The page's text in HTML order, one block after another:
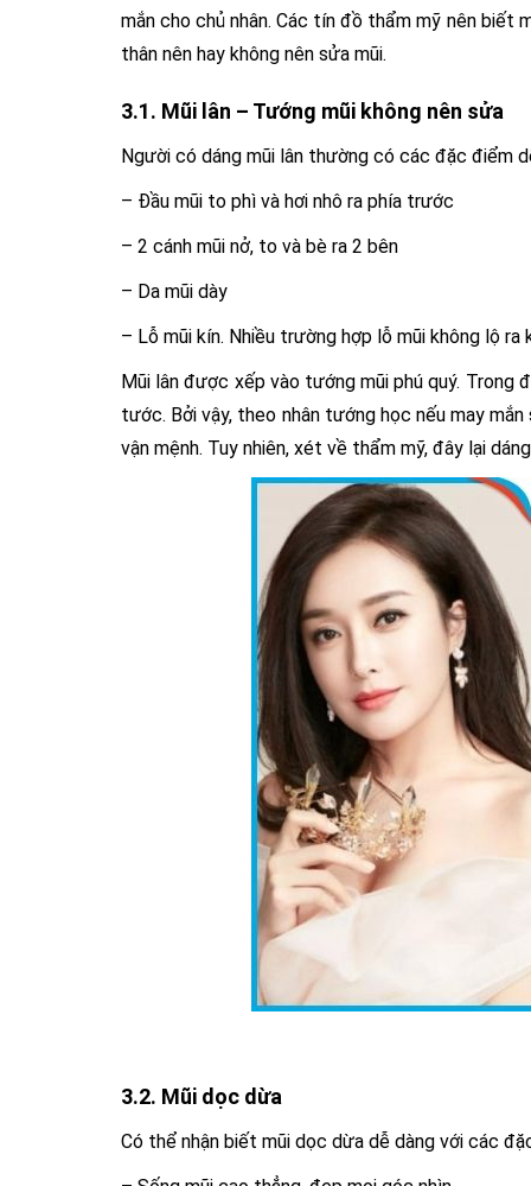
mắn cho chủ nhân. Các tín đồ thẩm mỹ nên biết
thân nên hay không nên sửa mũi.
3.1. Mũi lân – Tướng mũi không nên sửa
Người có dáng mũi lân thường có các đặc điểm
– Đầu mũi to phì và hơi nhô ra phía trước
– 2 cánh mũi nở, to và bè ra 2 bên
– Da mũi dày
– Lỗ mũi kín. Nhiều trường hợp lỗ mũi không lộ
Mũi lân được xếp vào tướng mũi phú quý. Trong
tước. Bởi vậy, theo nhân tướng học nếu may
vận mệnh. Tuy nhiên, xét về thẩm mỹ, đây lại
3.2. Mũi dọc dừa
Có thể nhận biết mũi dọc dừa dễ dàng với các